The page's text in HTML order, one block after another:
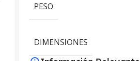
PESO
DIMENSIONES